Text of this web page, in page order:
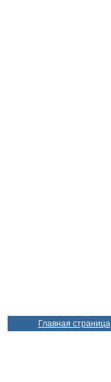
Главная страница